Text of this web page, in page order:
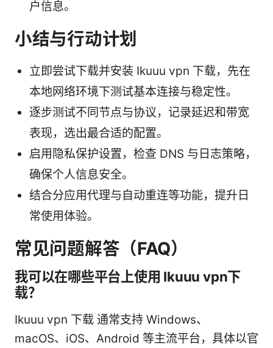
户信息。
小结与行动计划
立即尝试下载并安装 Ikuuu vpn 下载，先在
本地网络环境下测试基本连接与稳定性。
逐步测试不同节点与协议，记录延迟和带宽
表现，选出最合适的配置。
启用隐私保护设置，检查 DNS 与日志策略，
确保个人信息安全。
结合分应用代理与自动重连等功能，提升日
常使用体验。
常见问题解答（FAQ）
我可以在哪些平台上使用 Ikuuu vpn下
载？
Ikuuu vpn 下载 通常支持 Windows、
macOS、iOS、Android 等主流平台，具体以官